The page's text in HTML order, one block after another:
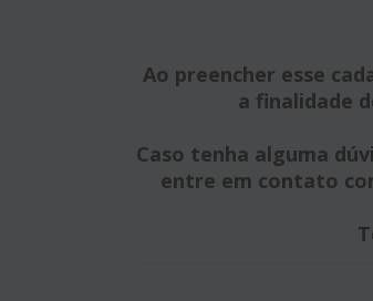
Ao preencher esse
a finalidade
Caso tenha alguma
entre em contato